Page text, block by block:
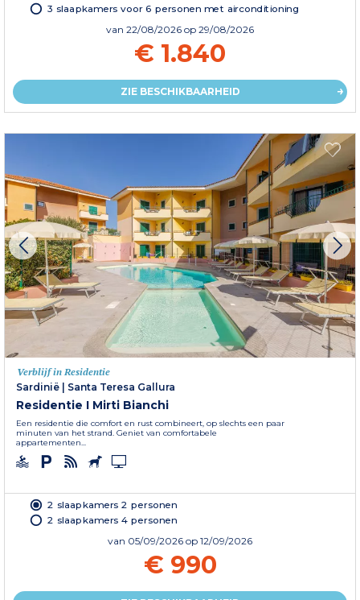
3 slaapkamers voor 6 personen met airconditioning
van 22/08/2026 op 29/08/2026
€ 1.840
ZIE BESCHIKBAARHEID
Verblijf in Residentie
Sardinië
Santa Teresa Gallura
Residentie I Mirti Bianchi
Een residentie die comfort en rust combineert, op slechts een paar
minuten van het strand. Geniet van comfortabele
appartementen...
2 slaapkamers 2 personen
2 slaapkamers 4 personen
van 05/09/2026 op 12/09/2026
€ 990